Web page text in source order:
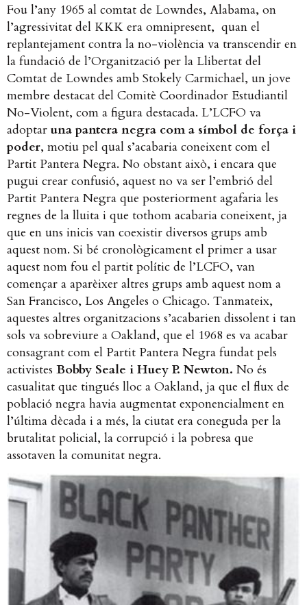
Fou l’any 1965 al comtat de Lowndes, Alabama, on
l’agressivitat del KKK era omnipresent, quan el
replantejament contra la no-violència va transcendir en
la fundació de l’Organització per la Llibertat del
Comtat de Lowndes amb Stokely Carmichael, un jove
membre destacat del Comitè Coordinador Estudiantil
No-Violent, com a figura destacada. L’LCFO va
adoptar una pantera negra com a símbol de força i
poder, motiu pel qual s’acabaria coneixent com el
Partit Pantera Negra. No obstant això, i encara que
pugui crear confusió, aquest no va ser l’embrió del
Partit Pantera Negra que posteriorment agafaria les
regnes de la lluita i que tothom acabaria coneixent, ja
que en uns inicis van coexistir diversos grups amb
aquest nom. Si bé cronològicament el primer a usar
aquest nom fou el partit polític de l’LCFO, van
començar a aparèixer altres grups amb aquest nom a
San Francisco, Los Angeles o Chicago. Tanmateix,
aquestes altres organitzacions s’acabarien dissolent i tan
sols va sobreviure a Oakland, que el 1968 es va acabar
consagrant com el Partit Pantera Negra fundat pels
activistes Bobby Seale i Huey P. Newton. No és
casualitat que tingués lloc a Oakland, ja que el flux de
població negra havia augmentat exponencialment en
l’última dècada i a més, la ciutat era coneguda per la
brutalitat policial, la corrupció i la pobresa que
assotaven la comunitat negra.